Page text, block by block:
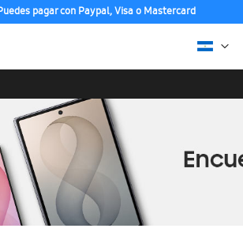
pagar con Paypal, Visa o Mastercard